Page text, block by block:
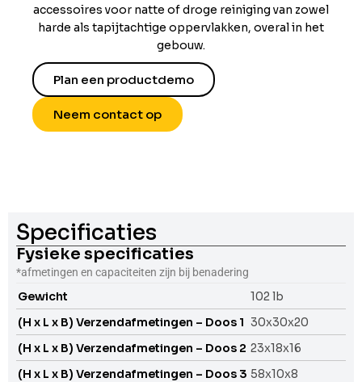
accessoires voor natte of droge reiniging van zowel
harde als tapijtachtige oppervlakken, overal in het
gebouw.
Plan een productdemo
Neem contact op
Specificaties
Fysieke specificaties
*afmetingen en capaciteiten zijn bij benadering
Gewicht
102 lb
(H x L x B) Verzendafmetingen – Doos 1 30x30x20
(H x L x B) Verzendafmetingen – Doos 2 23x18x16
(H x L x B) Verzendafmetingen – Doos 3 58x10x8